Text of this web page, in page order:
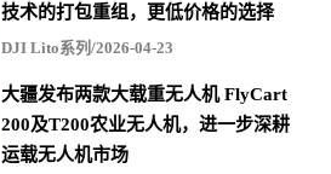
技术的打包重组，更低价格的选择
DJI Lito系列/2026-04-23
大疆发布两款大载重无人机 FlyCart
200及T200农业无人机，进一步深耕
运载无人机市场